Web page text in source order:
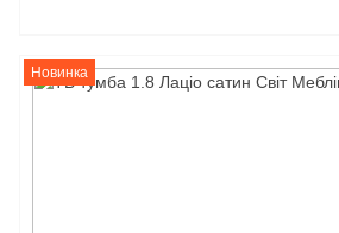
Новинка